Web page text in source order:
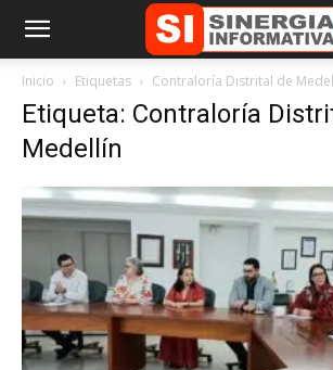
Inicio Etiquetas Contraloría Distrital de
Etiqueta: Contraloría
Medellín